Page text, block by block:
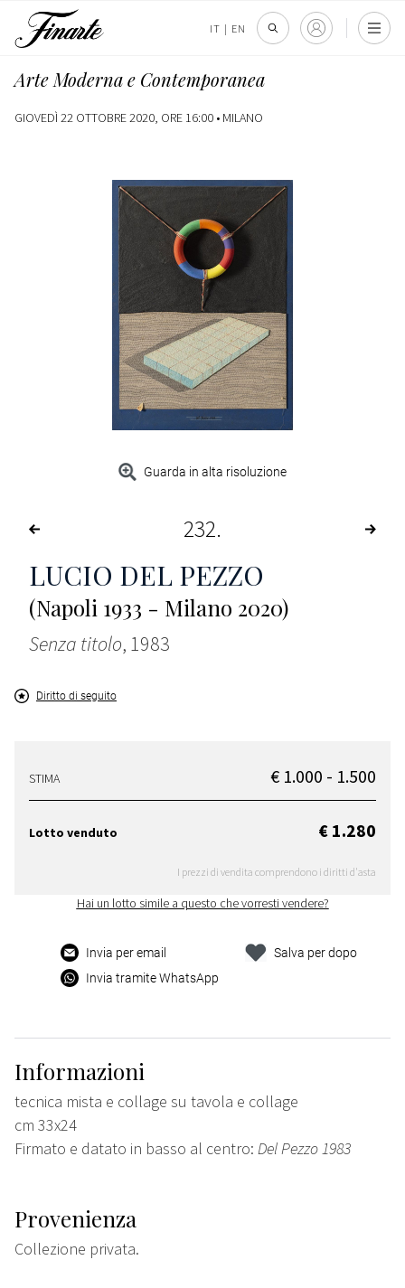
IT | EN
Arte Moderna e Contemporanea
GIOVEDÌ 22 OTTOBRE 2020, ORE 16:00 • MILANO
Guarda in alta risoluzione
232
LUCIO DEL PEZZO
(Napoli 1933 - Milano 2020)
Senza titolo, 1983
Diritto di seguito
STIMA € 1.000 - 1.500
Lotto venduto € 1.280
I prezzi di vendita comprendono i diritti d'asta
Hai un lotto simile a questo che vorresti vendere?
Invia per email
Invia tramite WhatsApp
Salva per dopo
Informazioni
tecnica mista e collage su tavola e collage
cm 33x24
Firmato e datato in basso al centro: Del Pezzo 1983
Provenienza
Collezione privata.